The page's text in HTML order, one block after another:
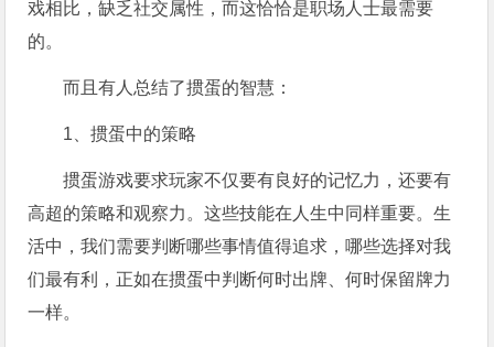
戏相比，缺乏社交属性，而这恰恰是职场人士最需要
的。
而且有人总结了掼蛋的智慧：
1、掼蛋中的策略
掼蛋游戏要求玩家不仅要有良好的记忆力，还要有
高超的策略和观察力。这些技能在人生中同样重要。生
活中，我们需要判断哪些事情值得追求，哪些选择对我
们最有利，正如在掼蛋中判断何时出牌、何时保留牌力
一样。